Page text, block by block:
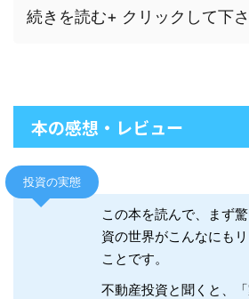
続きを読む+ クリックして下
本の感想・レビュー
投資の実態
この本を読んで、まず
資の世界がこんなにも
ことです。
不動産投資と聞くと、